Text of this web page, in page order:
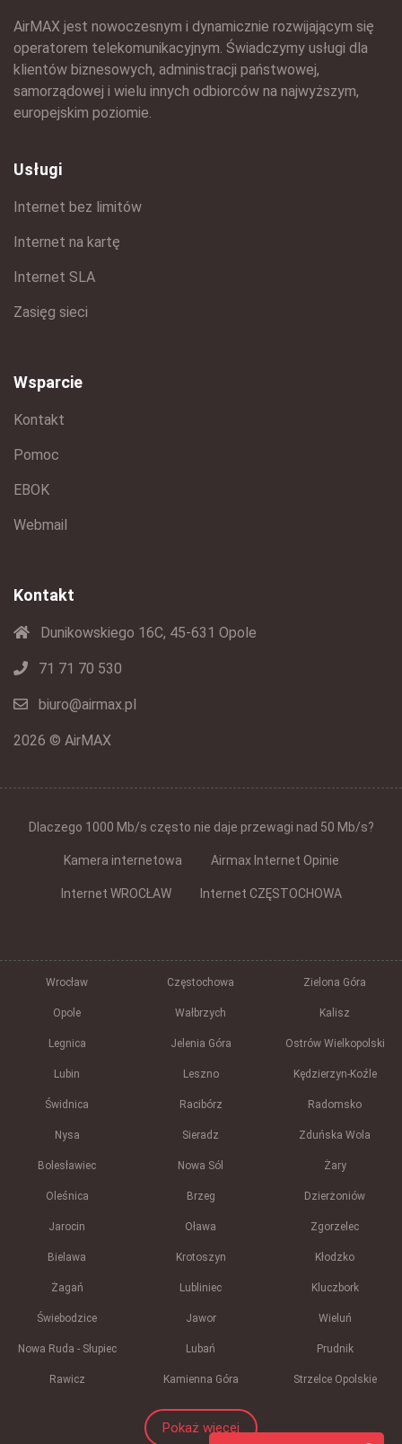
AirMAX jest nowoczesnym i dynamicznie rozwijającym się
operatorem telekomunikacyjnym. Świadczymy usługi dla
klientów biznesowych, administracji państwowej,
samorządowej i wielu innych odbiorców na najwyższym,
europejskim poziomie.
Usługi
Internet bez limitów
Internet na kartę
Internet SLA
Zasięg sieci
Wsparcie
Kontakt
Pomoc
EBOK
Webmail
Kontakt
Dunikowskiego 16C, 45-631 Opole
71 71 70 530
biuro@airmax.pl
2026 © AirMAX
Dlaczego 1000 Mb/s często nie daje przewagi nad 50 Mb/s?
Kamera internetowa Airmax Internet Opinie
Internet WROCŁAW Internet CZĘSTOCHOWA
Wrocław Częstochowa Zielona Góra
Opole Wałbrzych Kalisz
Legnica Jelenia Góra Ostrów Wielkopolski
Lubin Leszno Kędzierzyn-Koźle
Świdnica Racibórz Radomsko
Nysa Sieradz Zduńska Wola
Bolesławiec Nowa Sól Żary
Oleśnica Brzeg Dzierżoniów
Jarocin Oława Zgorzelec
Bielawa Krotoszyn Kłodzko
Żagań Lubliniec Kluczbork
Świebodzice Jawor Wieluń
Nowa Ruda - Słupiec Lubań Prudnik
Rawicz Kamienna Góra Strzelce Opolskie
Pokaż więcej